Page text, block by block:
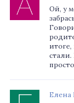
Ой, у
Елена